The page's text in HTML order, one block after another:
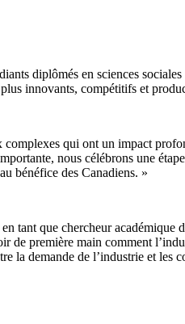
diplômés en sciences
innovants, compétitifs et
complexes qui ont un impact
nous célébrons une
bénéfice des Canadiens. »
tant que chercheur
de première main comment
la demande de l’industrie et les